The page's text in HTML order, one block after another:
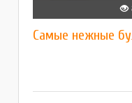
Самые нежные